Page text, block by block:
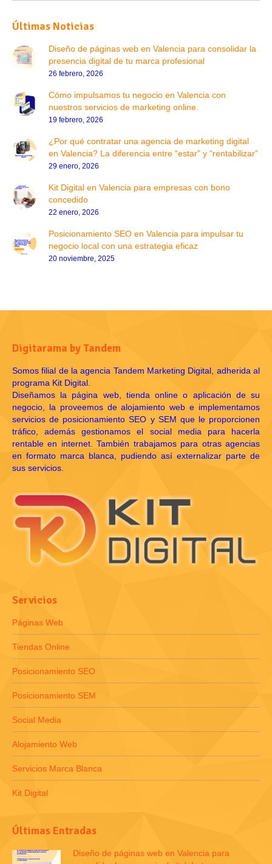
Últimas Noticias
Diseño de páginas web en Valencia para consolidar la
presencia digital de tu marca profesional
26 febrero, 2026
Cómo impulsamos tu negocio en Valencia con
nuestros servicios de marketing online.
19 febrero, 2026
¿Por qué contratar una agencia de marketing digital
en Valencia? La diferencia entre “estar” y “rentabilizar”
29 enero, 2026
Kit Digital en Valencia para empresas con bono
concedido
22 enero, 2026
Posicionamiento SEO en Valencia para impulsar tu
negocio local con una estrategia eficaz
20 noviembre, 2025
Digitarama by Tandem
Somos filial de la agencia Tandem Marketing Digital, adherida al
programa Kit Digital.
Diseñamos la página web, tienda online o aplicación de su
negocio, la proveemos de alojamiento web e implementamos
servicios de posicionamiento SEO y SEM que le proporcionen
tráfico, además gestionamos el social media para hacerla
rentable en internet. También trabajamos para otras agencias
en formato marca blanca, pudiendo así externalizar parte de
sus servicios.
Servicios
Páginas Web
Tiendas Online
Posicionamiento SEO
Posicionamiento SEM
Social Media
Alojamiento Web
Servicios Marca Blanca
Kit Digital
Últimas Entradas
Diseño de páginas web en Valencia para